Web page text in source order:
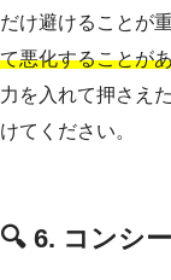
だけ避けることが
て悪化することが
力を入れて押さえ
けてください。
🔍 6. コンシ